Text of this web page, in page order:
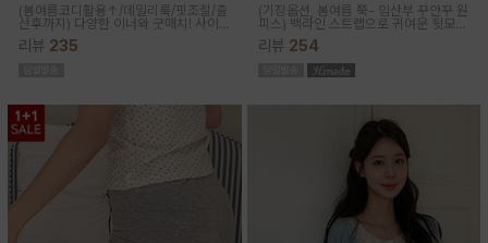
(봄여름코디활용↑/데일리룩/핏조절/출
산후까지) 다양한 이너와 굿매치! 사이
드 스토퍼로 출산전후 예쁜핏 완성되는
캐쥬얼한 무드의 뷔스티에 원피스에요
리뷰 235
(기장옵션, 봄여름 쭉- 임산부 꾸안꾸 원
피스) 백라인 스트랩으로 귀여운 뒷모습
으로 연출해주는 기특한 원피스, 바스락
한 소재로 착용감이 가벼워요
리뷰 254